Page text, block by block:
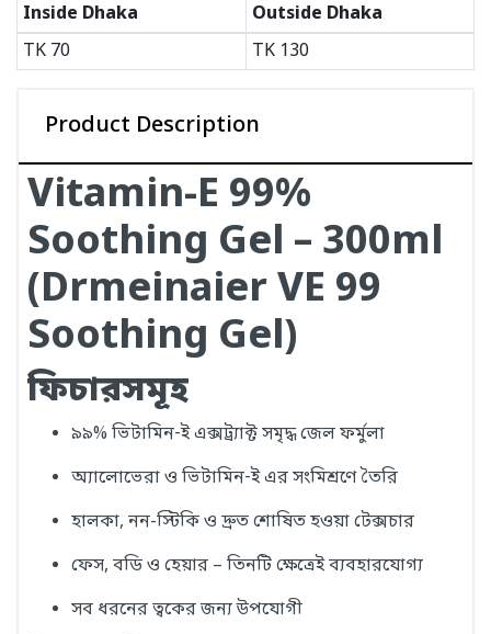
Inside Dhaka
Outside Dhaka
TK 70 TK 130
Product Description
Vitamin-E 99%
Soothing Gel – 300ml
(Drmeinaier VE 99
Soothing Gel)
ফিচারসমূহ
৯৯% ভিটামিন‑ই এক্সট্র্যাক্ট সমৃদ্ধ জেল ফর্মুলা
অ্যালোভেরা ও ভিটামিন‑ই এর সংমিশ্রণে তৈরি
হালকা, নন-স্টিকি ও দ্রুত শোষিত হওয়া টেক্সচার
ফেস, বডি ও হেয়ার – তিনটি ক্ষেত্রেই ব্যবহারযোগ্য
সব ধরনের ত্বকের জন্য উপযোগী